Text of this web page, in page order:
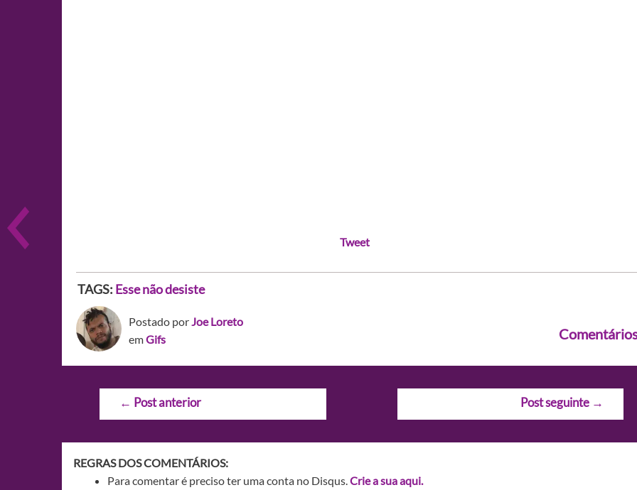
Tweet
TAGS: Esse não desiste
Postado porJoe Loreto
emGifs
Navegação
← Post anterior Post seguinte →
REGRAS DOS COMENTÁRIOS:
Para comentar é preciso ter uma conta no Disqus.Crie a sua aqui.